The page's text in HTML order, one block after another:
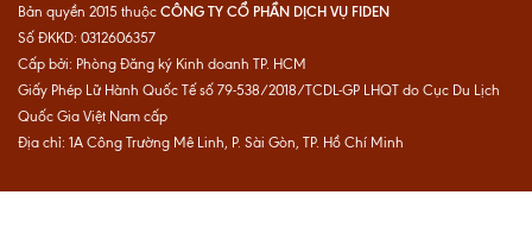
Bản quyền 2015 thuộc CÔNG TY CỔ PHẦN DỊCH VỤ FIDEN
Số ĐKKD: 0312606357
Cấp bởi: Phòng Đăng ký Kinh doanh TP. HCM
Giấy Phép Lữ Hành Quốc Tế số 79-538/2018/TCDL-GP LHQT do Cục Du Lịch
Quốc Gia Việt Nam cấp
Địa chỉ: 1A Công Trường Mê Linh, P. Sài Gòn, TP. Hồ Chí Minh